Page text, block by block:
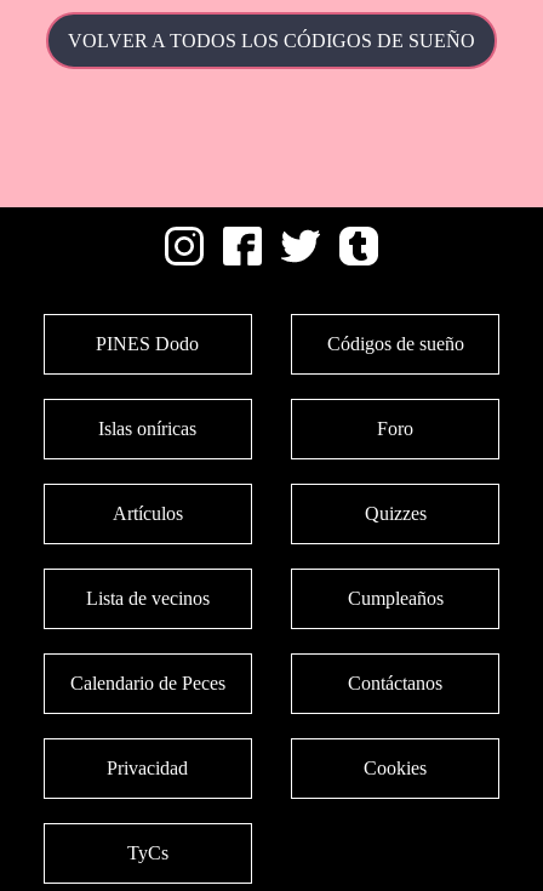
VOLVER A TODOS LOS CÓDIGOS DE SUEÑO
PINES Dodo Códigos de sueño
Islas oníricas Foro
Artículos Quizzes
Lista de vecinos Cumpleaños
Calendario de Peces Contáctanos
Privacidad Cookies
TyCs